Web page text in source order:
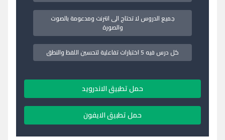
جميع الدروس لا تحتاج الى انترنت ومدعومة بالصوت
والصورة
كل درس فيه 5 اختبارات تفاعلية لتحسين اللفظ والنطق
حمل تطبيق الاندرويد
حمل تطبيق الايفون